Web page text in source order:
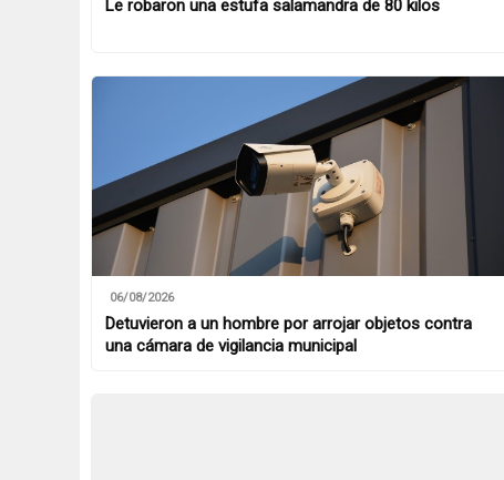
Le robaron una estufa salamandra de 80 kilos
06/08/2026
Detuvieron a un hombre por arrojar objetos contra
una cámara de vigilancia municipal